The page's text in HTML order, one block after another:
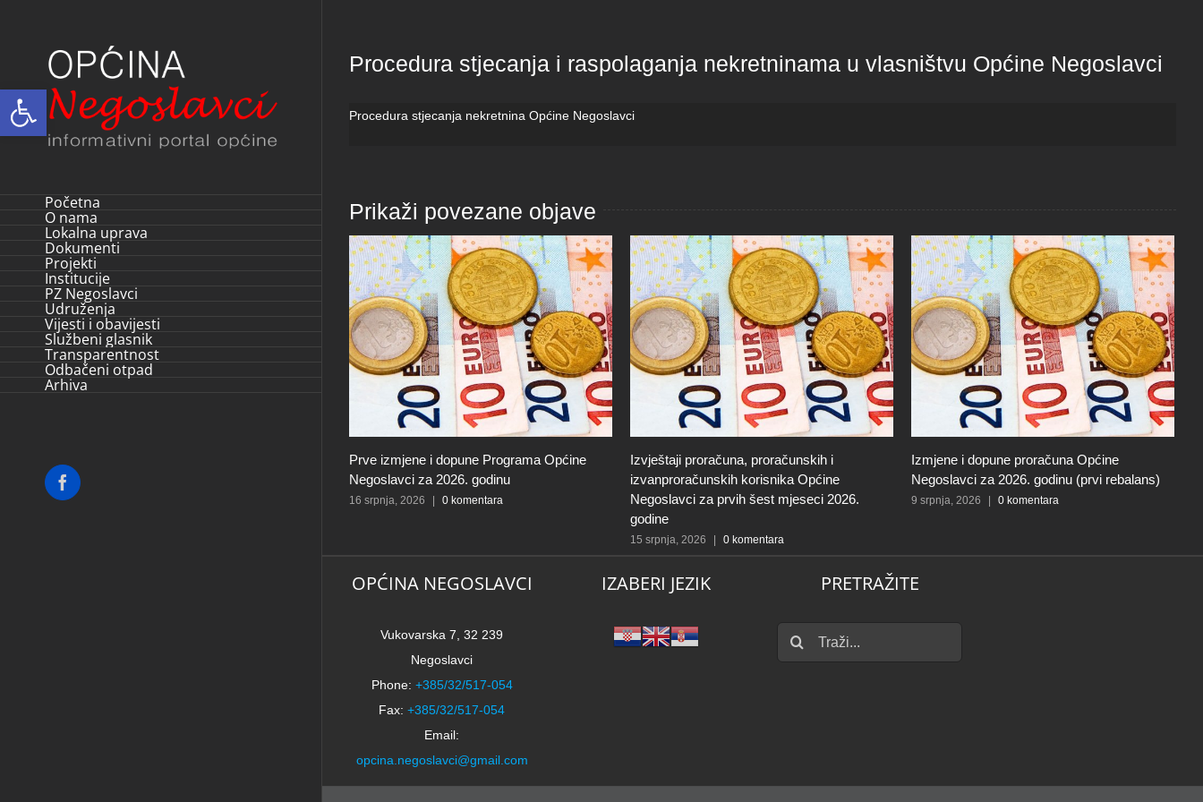
Open toolbar
Početna
O nama
Lokalna uprava
Dokumenti
Projekti
Institucije
PZ Negoslavci
Udruženja
Vijesti i obavijesti
Službeni glasnik
Transparentnost
Odbačeni otpad
Arhiva
Facebook
Procedura stjecanja i raspolaganja nekretninama u vlasništvu Općine Negoslavci
Procedura stjecanja nekretnina Općine Negoslavci
Prikaži povezane objave
Prve izmjene i dopune Programa Općine
Negoslavci za 2026. godinu
16 srpnja, 2026 0 komentara
Izvještaji proračuna, proračunskih i
izvanproračunskih korisnika Općine
Negoslavci za prvih šest mjeseci 2026.
godine
15 srpnja, 2026 0 komentara
Izmjene i dopune proračuna Općine
Negoslavci za 2026. godinu (prvi rebalans)
9 srpnja, 2026 0 komentara
OPĆINA NEGOSLAVCI
Vukovarska 7, 32 239
Negoslavci
Phone: +385/32/517-054
Fax: +385/32/517-054
Email:
opcina.negoslavci@gmail.com
IZABERI JEZIK PRETRAŽITE
Traži...